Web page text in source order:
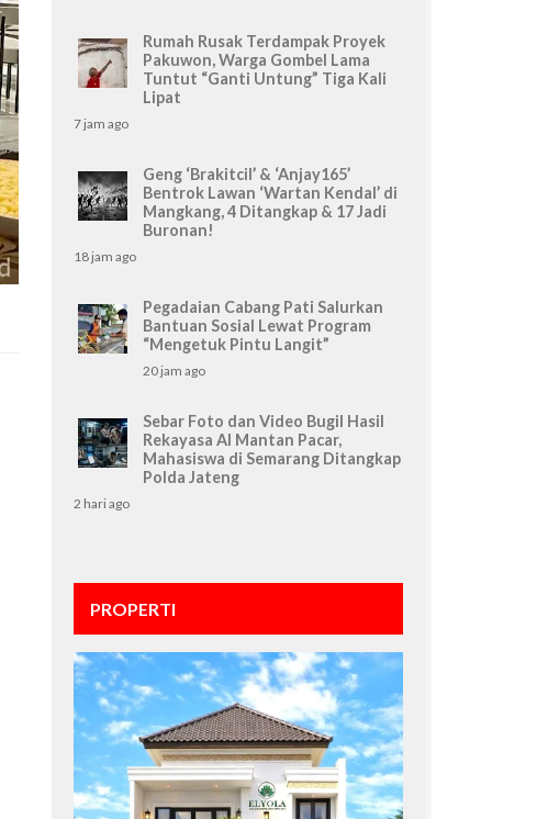
Rumah Rusak Terdampak Proyek
Pakuwon, Warga Gombel Lama
Tuntut “Ganti Untung” Tiga Kali
Lipat
7 jam ago
Geng ‘Brakitcil’ & ‘Anjay165’
Bentrok Lawan ‘Wartan Kendal’ di
Mangkang, 4 Ditangkap & 17 Jadi
Buronan!
18 jam ago
Pegadaian Cabang Pati Salurkan
Bantuan Sosial Lewat Program
“Mengetuk Pintu Langit”
20 jam ago
Sebar Foto dan Video Bugil Hasil
Rekayasa AI Mantan Pacar,
Mahasiswa di Semarang Ditangkap
Polda Jateng
2 hari ago
PROPERTI